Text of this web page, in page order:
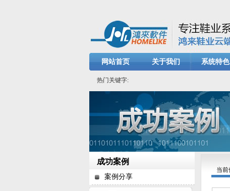
网站首页 关于我们 系统特色
热门关键字:
成功案例
案例分享
当前